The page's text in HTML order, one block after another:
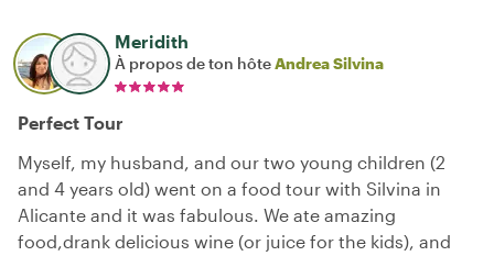
Meridith
À propos de ton hôteAndrea Silvina
Perfect Tour
Myself, my husband, and our two young children (2
and 4 years old) went on a food tour with Silvina in
Alicante and it was fabulous. We ate amazing
food,drank delicious wine (or juice for the kids), and